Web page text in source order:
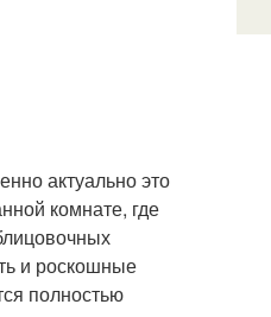
актуально это
комнате, где
и роскошные
полностью